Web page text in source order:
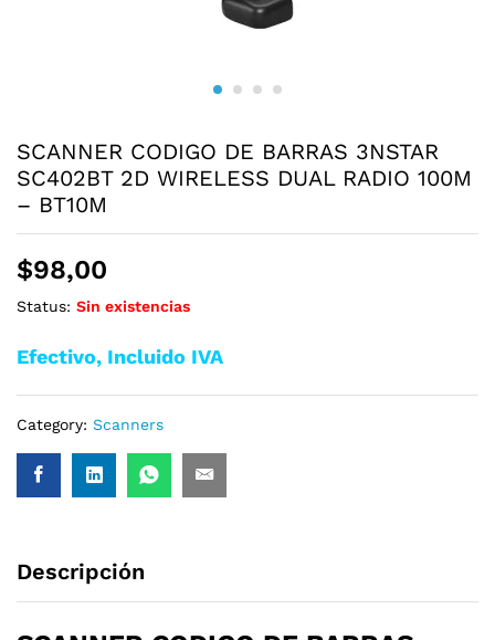
SCANNER CODIGO DE BARRAS 3NSTAR
SC402BT 2D WIRELESS DUAL RADIO 100M
– BT10M
$98,00
Status: Sin existencias
Efectivo, Incluido IVA
Category: Scanners
Descripción